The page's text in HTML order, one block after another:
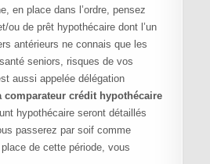
en place dans l’ordre, pensez
ou de prêt hypothécaire dont l’un
antérieurs ne connais que les
seniors, risques de vos
aussi appelée délégation
comparateur crédit hypothécaire
hypothécaire seront détaillés
passerez par soif comme
de cette période, vous